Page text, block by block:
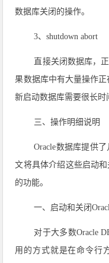
数据库关闭的操作。
3、shutdown abort
直接关闭数据库，
果数据库中有大量操作正
新启动数据库需要很长时
三、操作明细说明
Oracle数据库提供
文将具体介绍这些启动
的功能。
一、启动和关闭
对于大多数Oracle
用的方式就是在命令行